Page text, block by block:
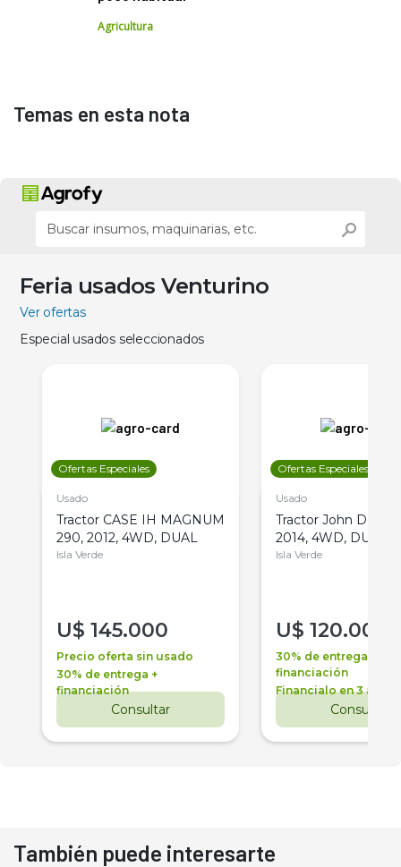
Agricultura
Temas en esta nota
Feria usados Venturino
Ver ofertas
Especial usados seleccionados
Ofertas Especiales
Usado
Tractor CASE IH MAGNUM
290, 2012, 4WD, DUAL
Isla Verde
U$ 145.000
Precio oferta sin usado
30% de entrega +
financiación
Consultar
Ofertas Especiales
Usado
Tractor John Deere
2014, 4WD, DUAL
Isla Verde
U$ 120.000
30% de entrega +
financiación
Financialo en 3 años
Consultar
También puede interesarte